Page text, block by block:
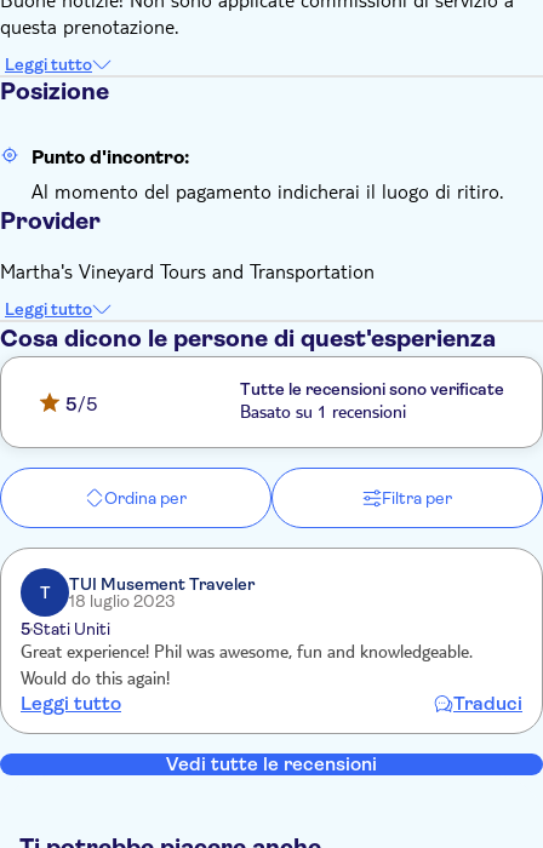
questa prenotazione.
Leggi tutto
Posizione
Punto d'incontro:
Al momento del pagamento indicherai il luogo di ritiro.
Provider
Martha's Vineyard Tours and Transportation
Leggi tutto
Cosa dicono le persone di quest'esperienza
5/5
Tutte le recensioni sono verificate
Basato su 1 recensioni
Ordina per Filtra per
T
TUI Musement Traveler
18 luglio 2023
5Stati Uniti
Great experience! Phil was awesome, fun and knowledgeable.
Would do this again!
Leggi tutto Traduci
Vedi tutte le recensioni